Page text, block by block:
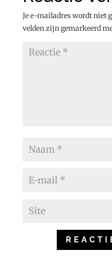
Je e-mailadres wordt niet
velden zijn gemarkeerd